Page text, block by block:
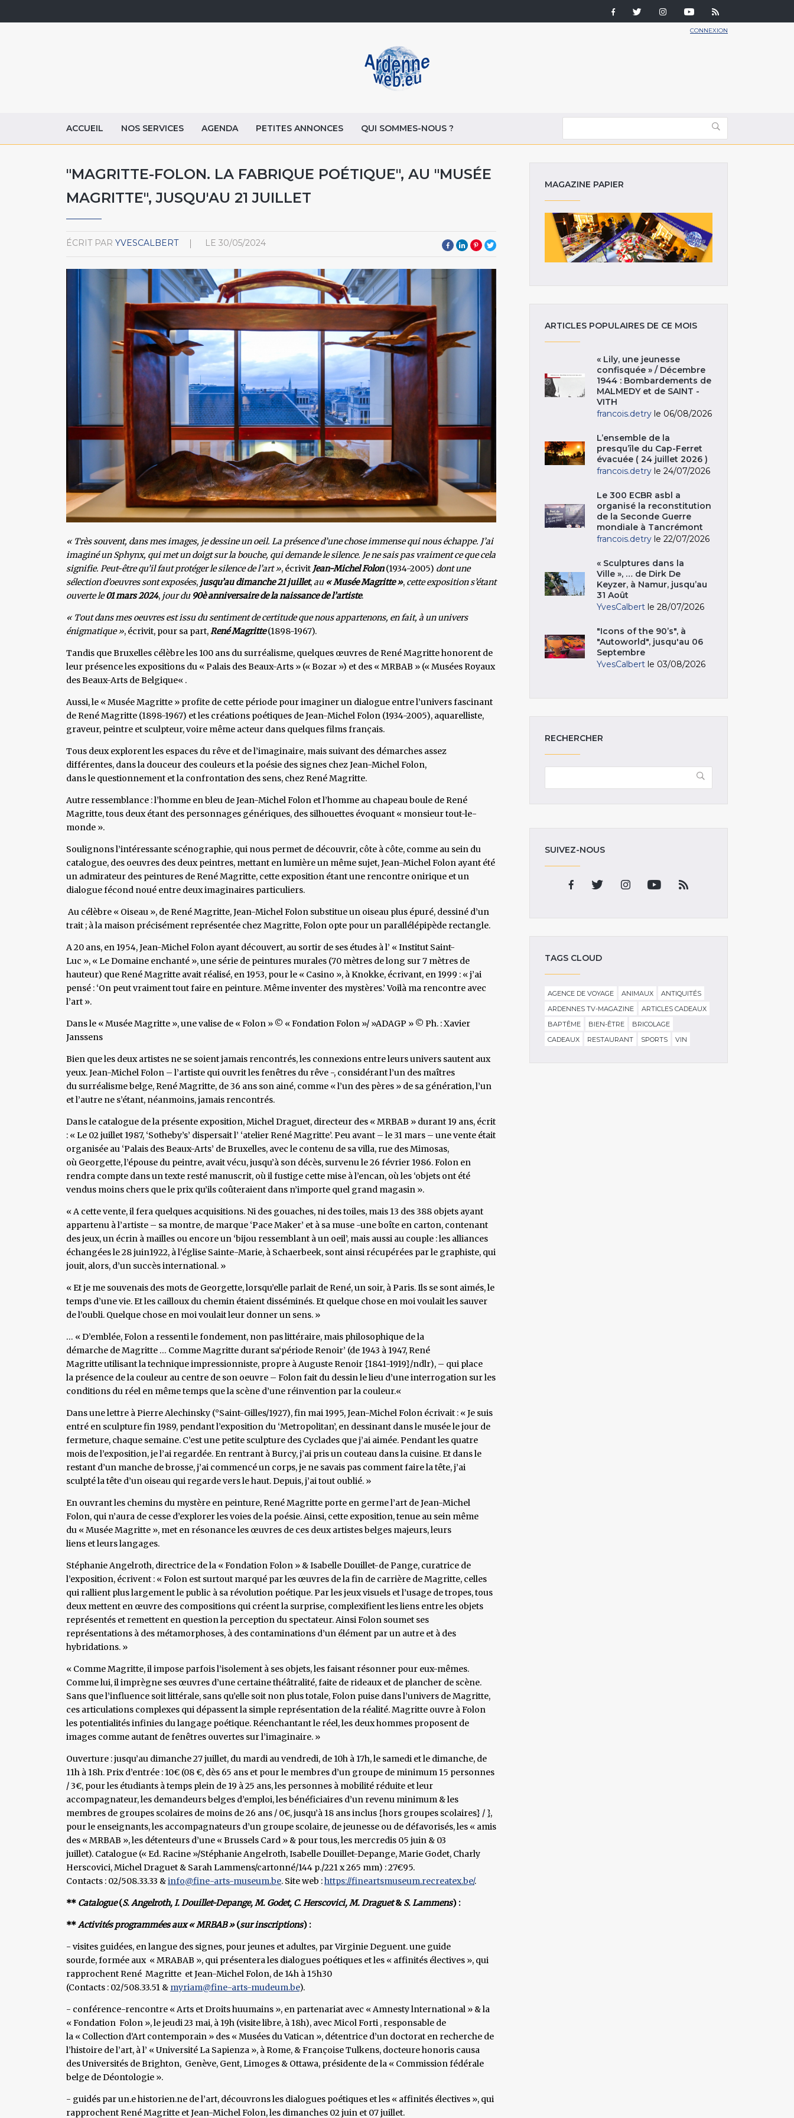
CONNEXION
ACCUEIL NOS SERVICES AGENDA PETITES ANNONCES QUI SOMMES-NOUS ?
"MAGRITTE-FOLON. LA FABRIQUE POÉTIQUE", AU "MUSÉE
MAGRITTE", JUSQU'AU 21 JUILLET
ÉCRIT PAR YVESCALBERT LE 30/05/2024
« Très souvent, dans mes images, je dessine un oeil. La présence d’une chose immense qui nous échappe. J’ai
imaginé un Sphynx, qui met un doigt sur la bouche, qui demande le silence. Je ne sais pas vraiment ce que cela
signifie. Peut-être qu’il faut protéger le silence de l’art », écrivit Jean-Michel Folon(1934-2005) dont une
sélection d’oeuvres sont exposées, jusqu’au dimanche 21 juillet,au « Musée Magritte », cette exposition s’étant
ouverte le01 mars2024, jour du 90è anniversaire de la naissance de l’artiste.
« Tout dans mes oeuvres est issu du sentiment de certitude que nous appartenons, en fait, à un univers
énigmatique », écrivit, pour sa part,René Magritte(1898-1967).
Tandis que Bruxelles célèbre les 100 ans du surréalisme, quelques œuvres de René Magritte honorent de
leur présence les expositions du « Palais des Beaux-Arts » (« Bozar ») et des « MRBAB » (« Musées Royaux
des Beaux-Arts de Belgique« .
Aussi, le « Musée Magritte » profite de cette période pour imaginer un dialogue entre l’univers fascinant
de René Magritte (1898-1967) et les créations poétiques de Jean-Michel Folon (1934-2005), aquarelliste,
graveur, peintre et sculpteur, voire même acteur dans quelques films français.
Tous deux explorent les espaces du rêve et de l’imaginaire, mais suivant des démarches assez
différentes, dans la douceur des couleurs et la poésie des signes chez Jean-Michel Folon,
dans le questionnement et la confrontation des sens, chez René Magritte.
Autre ressemblance : l’homme en bleu de Jean-Michel Folon et l’homme au chapeau boule de René
Magritte, tous deux étant des personnages génériques, des silhouettes évoquant « monsieur tout-le-
monde ».
Soulignons l’intéressante scénographie, qui nous permet de découvrir, côte à côte, comme au sein du
catalogue, des oeuvres des deux peintres, mettant en lumière un même sujet, Jean-Michel Folon ayant été
un admirateur des peintures de René Magritte, cette exposition étant une rencontre onirique et un
dialogue fécond noué entre deux imaginaires particuliers.
Au célèbre « Oiseau », de René Magritte, Jean-Michel Folon substitue un oiseau plus épuré, dessiné d’un
trait ; à la maison précisément représentée chez Magritte, Folon opte pour un parallélépipède rectangle.
A 20 ans, en 1954, Jean-Michel Folon ayant découvert, au sortir de ses études à l’ « Institut Saint-
Luc », « Le Domaine enchanté », une série de peintures murales (70 mètres de long sur 7 mètres de
hauteur) que René Magritte avait réalisé, en 1953, pour le « Casino », à Knokke, écrivant, en 1999 : « j’ai
pensé : ‘On peut vraiment tout faire en peinture. Même inventer des mystères.’ Voilà ma rencontre avec
l’art ».
Dans le « Musée Magritte », une valise de « Folon » © « Fondation Folon »/ »ADAGP » © Ph. : Xavier
Janssens
Bien que les deux artistes ne se soient jamais rencontrés, les connexions entre leurs univers sautent aux
yeux. Jean-Michel Folon – l’artiste qui ouvrit les fenêtres du rêve -, considérant l’un des maîtres
du surréalisme belge, René Magritte, de 36 ans son ainé, comme « l’un des pères » de sa génération, l’un
et l’autre ne s’étant, néanmoins, jamais rencontrés.
Dans le catalogue de la présente exposition, Michel Draguet, directeur des « MRBAB » durant 19 ans, écrit
: « Le 02 juillet 1987, ‘Sotheby’s’ dispersait l’ ‘atelier René Magritte’. Peu avant – le 31 mars – une vente était
organisée au ‘Palais des Beaux-Arts’ de Bruxelles, avec le contenu de sa villa, rue des Mimosas,
où Georgette, l’épouse du peintre, avait vécu, jusqu’à son décès, survenu le 26 février 1986. Folon en
rendra compte dans un texte resté manuscrit, où il fustige cette mise à l’encan, où les ‘objets ont été
vendus moins chers que le prix qu’ils coûteraient dans n’importe quel grand magasin ».
« A cette vente, il fera quelques acquisitions. Ni des gouaches, ni des toiles, mais 13 des 388 objets ayant
appartenu à l’artiste – sa montre, de marque ‘Pace Maker’ et à sa muse -une boîte en carton, contenant
des jeux, un écrin à mailles ou encore un ‘bijou ressemblant à un oeil’, mais aussi au couple : les alliances
échangées le 28 juin1922, à l’église Sainte-Marie, à Schaerbeek, sont ainsi récupérées par le graphiste, qui
jouit, alors, d’un succès international. »
« Et je me souvenais des mots de Georgette, lorsqu’elle parlait de René, un soir, à Paris. Ils se sont aimés, le
temps d’une vie. Et les cailloux du chemin étaient disséminés. Et quelque chose en moi voulait les sauver
de l’oubli. Quelque chose en moi voulait leur donner un sens. »
… « D’emblée, Folon a ressenti le fondement, non pas littéraire, mais philosophique de la
démarche de Magritte … Comme Magritte durant sa‘période Renoir’ (de 1943 à 1947, René
Magritte utilisant la technique impressionniste, propre à Auguste Renoir {1841-1919}/ndlr), – qui place
la présence de la couleur au centre de son oeuvre – Folon fait du dessin le lieu d’une interrogation sur les
conditions du réel en même temps que la scène d’une réinvention par la couleur.«
Dans une lettre à Pierre Alechinsky (°Saint-Gilles/1927), fin mai 1995, Jean-Michel Folon écrivait : « Je suis
entré en sculpture fin 1989, pendant l’exposition du ‘Metropolitan’, en dessinant dans le musée le jour de
fermeture, chaque semaine. C’est une petite sculpture des Cyclades que j’ai aimée. Pendant les quatre
mois de l’exposition, je l’ai regardée. En rentrant à Burcy, j’ai pris un couteau dans la cuisine. Et dans le
restant d’un manche de brosse, j’ai commencé un corps, je ne savais pas comment faire la tête, j’ai
sculpté la tête d’un oiseau qui regarde vers le haut. Depuis, j’ai tout oublié. »
En ouvrant les chemins du mystère en peinture, René Magritte porte en germe l’art de Jean-Michel
Folon, qui n’aura de cesse d’explorer les voies de la poésie. Ainsi, cette exposition, tenue au sein même
du « Musée Magritte », met en résonance les œuvres de ces deux artistes belges majeurs, leurs
liens et leurs langages.
Stéphanie Angelroth, directrice de la « Fondation Folon » & Isabelle Douillet-de Pange, curatrice de
l’exposition, écrivent : « Folon est surtout marqué par les œuvres de la fin de carrière de Magritte, celles
qui rallient plus largement le public à sa révolution poétique. Par les jeux visuels et l’usage de tropes, tous
deux mettent en œuvre des compositions qui créent la surprise, complexifient les liens entre les objets
représentés et remettent en question la perception du spectateur. Ainsi Folon soumet ses
représentations à des métamorphoses, à des contaminations d’un élément par un autre et à des
hybridations. »
« Comme Magritte, il impose parfois l’isolement à ses objets, les faisant résonner pour eux-mêmes.
Comme lui, il imprègne ses œuvres d’une certaine théâtralité, faite de rideaux et de plancher de scène.
Sans que l’influence soit littérale, sans qu’elle soit non plus totale, Folon puise dans l’univers de Magritte,
ces articulations complexes qui dépassent la simple représentation de la réalité. Magritte ouvre à Folon
les potentialités infinies du langage poétique. Réenchantant le réel, les deux hommes proposent de
images comme autant de fenêtres ouvertes sur l’imaginaire. »
Ouverture : jusqu’au dimanche 27 juillet, du mardi au vendredi, de 10h à 17h, le samedi et le dimanche, de
11h à 18h. Prix d’entrée : 10€ (08 €, dès 65 ans et pour le membres d’un groupe de minimum 15 personnes
/ 3€, pour les étudiants à temps plein de 19 à 25 ans, les personnes à mobilité réduite et leur
accompagnateur, les demandeurs belges d’emploi, les bénéficiaires d’un revenu minimum & les
membres de groupes scolaires de moins de 26 ans / 0€, jusqu’à 18 ans inclus {hors groupes scolaires} / },
pour le enseignants, les accompagnateurs d’un groupe scolaire, de jeunesse ou de défavorisés, les « amis
des « MRBAB », les détenteurs d’une « Brussels Card » & pour tous, les mercredis 05 juin & 03
juillet). Catalogue (« Ed. Racine »/Stéphanie Angelroth, Isabelle Douillet-Depange, Marie Godet, Charly
Herscovici, Michel Draguet & Sarah Lammens/cartonné/144 p./221 x 265 mm) : 27€95.
Contacts : 02/508.33.33 &info@fine-arts-museum.be. Site web :https://fineartsmuseum.recreatex.be/.
** Catalogue(S. Angelroth, I. Douillet-Depange, M. Godet, C. Herscovici, M. Draguet&S. Lammens) :
**Activités programmées aux « MRBAB »(sur inscriptions) :
- visites guidées, en langue des signes, pour jeunes et adultes, par Virginie Deguent. une guide
sourde, formée aux « MRABAB », qui présentera les dialogues poétiques et les « affinités électives », qui
rapprochent René Magritte et Jean-Michel Folon, de 14h à 15h30
(Contacts : 02/508.33.51 & myriam@fine-arts-mudeum.be).
- conférence-rencontre « Arts et Droits huumains », en partenariat avec « Amnesty lnternational » & la
« Fondation Folon », le jeudi 23 mai, à 19h (visite libre, à 18h), avec Micol Forti , responsable de
la « Collection d’Art contemporain » des « Musées du Vatican », détentrice d’un doctorat en recherche de
l’histoire de l’art, à l’ « Université La Sapienza », à Rome, & Françoise Tulkens, docteure honoris causa
des Universités de Brighton, Genève, Gent, Limoges & Ottawa, présidente de la « Commission fédérale
belge de Déontologie ».
- guidés par un.e historien.ne de l’art, découvrons les dialogues poétiques et les « affinités électives », qui
rapprochent René Magritte et Jean-Michel Folon, les dimanches 02 juin et 07 juillet.
MAGAZINE PAPIER
ARTICLES POPULAIRES DE CE MOIS
« Lily, une jeunesse
confisquée » / Décembre
1944 : Bombardements de
MALMEDY et de SAINT -
VITH
francois.detry le 06/08/2026
L’ensemble de la
presqu’île du Cap-Ferret
évacuée ( 24 juillet 2026 )
francois.detry le 24/07/2026
Le 300 ECBR asbl a
organisé la reconstitution
de la Seconde Guerre
mondiale à Tancrémont
francois.detry le 22/07/2026
« Sculptures dans la
Ville », … de Dirk De
Keyzer, à Namur, jusqu’au
31 Août
YvesCalbert le 28/07/2026
"Icons of the 90’s", à
"Autoworld", jusqu'au 06
Septembre
YvesCalbert le 03/08/2026
RECHERCHER
SUIVEZ-NOUS
TAGS CLOUD
AGENCE DE VOYAGE ANIMAUX
ANTIQUITÉS
ARDENNES TV-MAGAZINE
ARTICLES CADEAUX
BAPTÊME
BIEN-ÊTRE
BRICOLAGE
CADEAUX
RESTAURANT SPORTS VIN